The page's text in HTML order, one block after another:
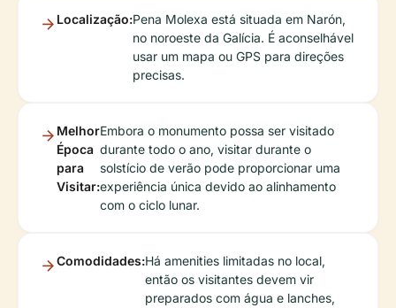
Localização:Pena Molexa está situada em Narón,
no noroeste da Galícia. É aconselhável
usar um mapa ou GPS para direções
precisas.
Melhor
Época
para
Visitar:
Embora o monumento possa ser visitado
durante todo o ano, visitar durante o
solstício de verão pode proporcionar uma
experiência única devido ao alinhamento
com o ciclo lunar.
Comodidades:Há amenities limitadas no local,
então os visitantes devem vir
preparados com água e lanches,